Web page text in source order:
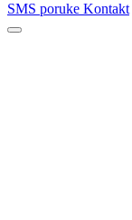
SMS poruke Kontakt